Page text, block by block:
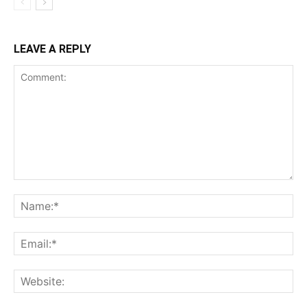
LEAVE A REPLY